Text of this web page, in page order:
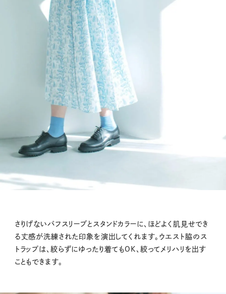
さりげないパフスリーブとスタンドカラーに、ほどよく肌見せでき
る丈感が洗練された印象を演出してくれます。ウエスト脇のス
トラップは、絞らずにゆったり着てもOK、絞ってメリハリを出す
こともできます。